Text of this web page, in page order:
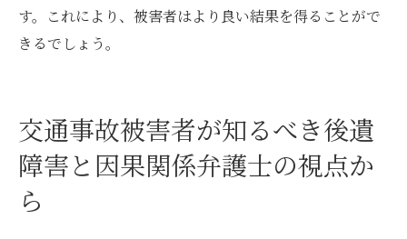
す。これにより、被害者はより良い結果を得ることがで
きるでしょう。
交通事故被害者が知るべき後遺
障害と因果関係弁護士の視点か
ら